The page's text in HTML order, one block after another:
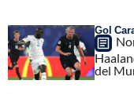
Gol
del